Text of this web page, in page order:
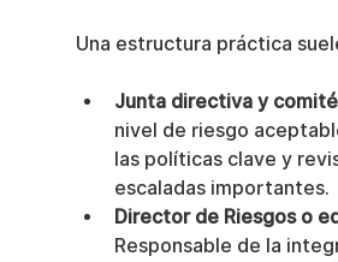
Una estructura práctica
Junta directiva y
nivel de riesgo
las políticas clave y
escaladas importantes.
Director de Riesgos o
Responsable de la